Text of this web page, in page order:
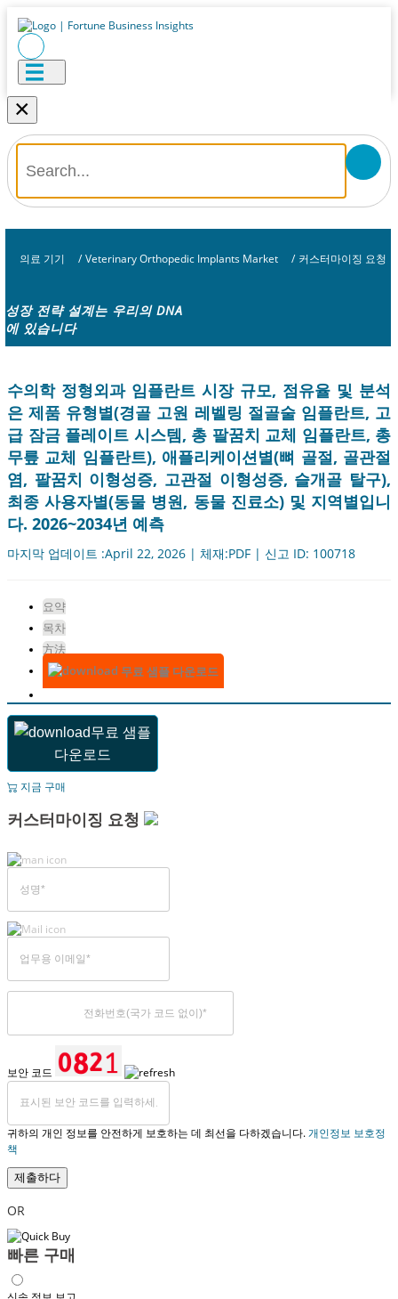
×
의료 기기 / Veterinary Orthopedic Implants Market / 커스터마이징 요청
성장 전략 설계는 우리의 DNA
에 있습니다
수의학 정형외과 임플란트 시장 규모, 점유율 및 분석
은 제품 유형별(경골 고원 레벨링 절골술 임플란트, 고
급 잠금 플레이트 시스템, 총 팔꿈치 교체 임플란트, 총
무릎 교체 임플란트), 애플리케이션별(뼈 골절, 골관절
염, 팔꿈치 이형성증, 고관절 이형성증, 슬개골 탈구),
최종 사용자별(동물 병원, 동물 진료소) 및 지역별입니
다. 2026~2034년 예측
마지막 업데이트 :April 22, 2026 | 체재:PDF | 신고 ID: 100718
요약
목차
方法
무료 샘플 다운로드
무료 샘플
다운로드
지금 구매
커스터마이징 요청
보안 코드
귀하의 개인 정보를 안전하게 보호하는 데 최선을 다하겠습니다.개인정보 보호정
책
제출하다
OR
빠른 구매